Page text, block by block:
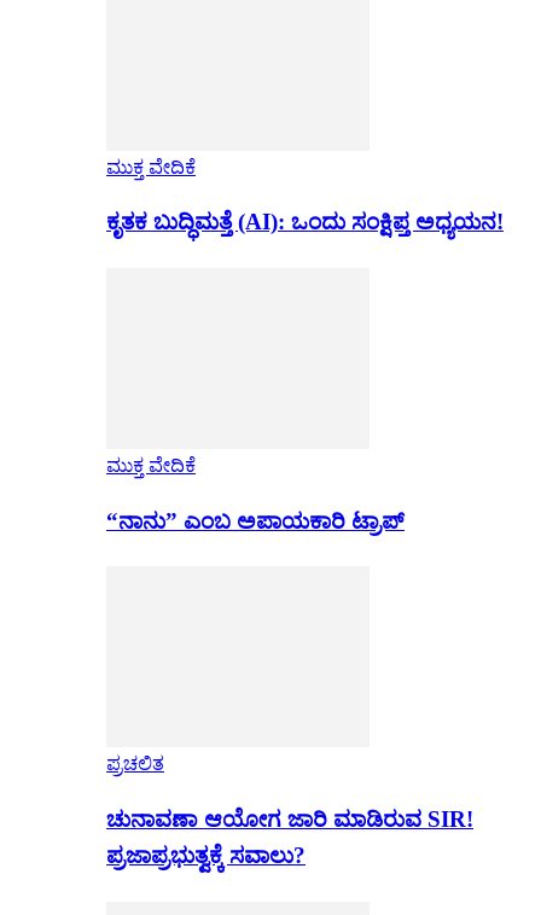
ಮುಕ್ತ ವೇದಿಕೆ
ಕೃತಕ ಬುದ್ಧಿಮತ್ತೆ (AI): ಒಂದು ಸಂಕ್ಷಿಪ್ತ ಅಧ್ಯಯನ!
ಮುಕ್ತ ವೇದಿಕೆ
“ನಾನು” ಎಂಬ ಅಪಾಯಕಾರಿ ಟ್ರಾಪ್
ಪ್ರಚಲಿತ
ಚುನಾವಣಾ ಆಯೋಗ ಜಾರಿ ಮಾಡಿರುವ SIR!
ಪ್ರಜಾಪ್ರಭುತ್ವಕ್ಕೆ ಸವಾಲು?